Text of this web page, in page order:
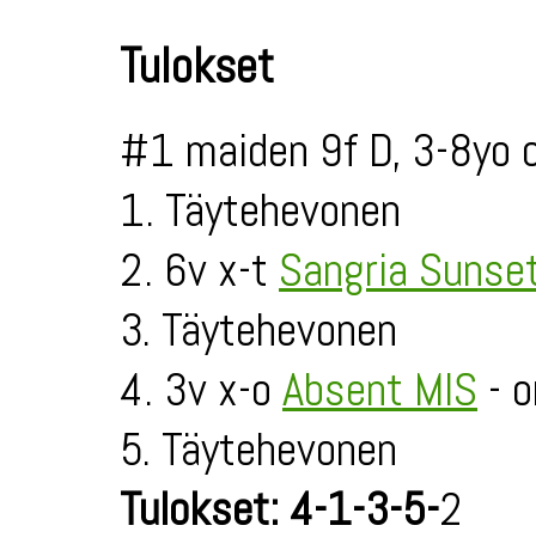
Tulokset
#1 maiden 9f D, 3-
1. Täytehevonen
2. 6v x-t Sangria
3. Täytehevonen
4. 3v x-o Absent MIS -
5. Täytehevonen
Tulokset: 4-1-3-5-2